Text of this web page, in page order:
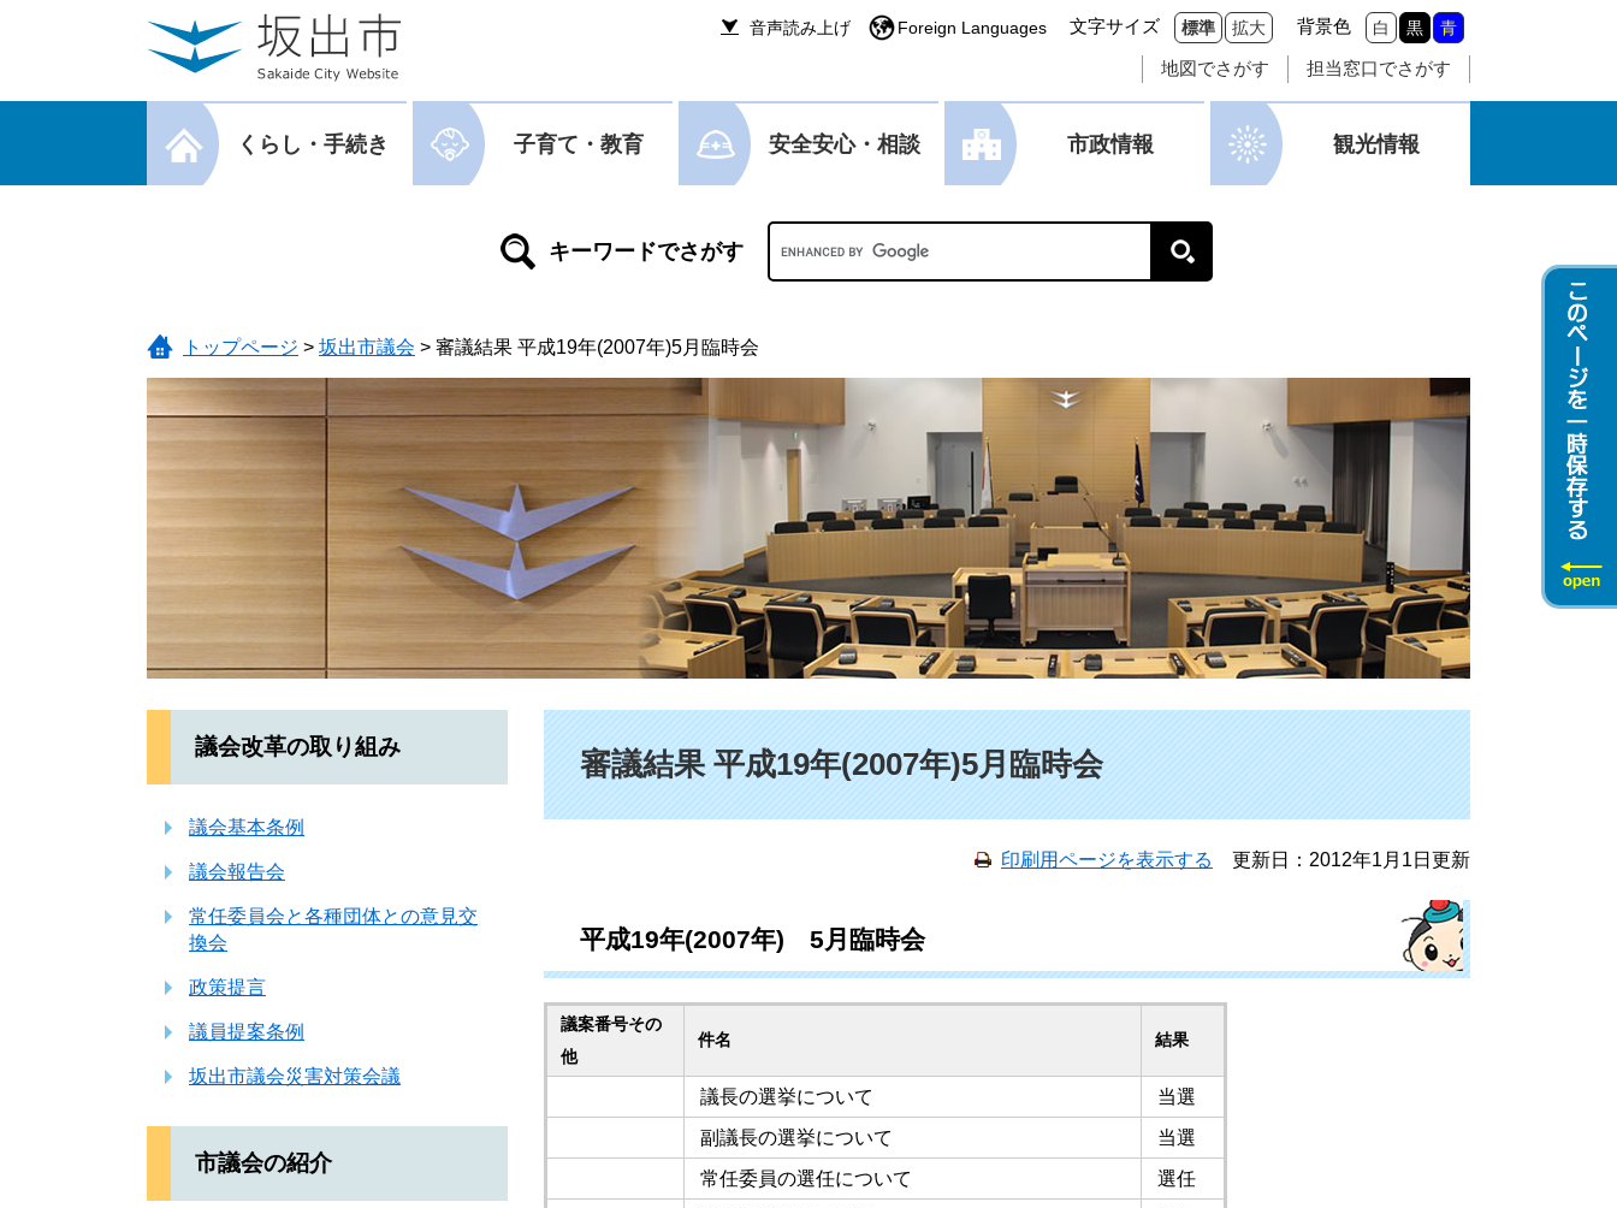
音声読み上げ Foreign Languages 文字サイズ 標準 拡大 背景色 白 黒 青
地図でさがす 担当窓口でさがす
メニューを閉じる
くらし・手続き 子育て・教育 安全安心・相談 市政情報 観光情報
Googleカスタム検索
トップページ > 坂出市議会 > 審議結果 平成19年(2007年)5月臨時会
議会改革の取り組み
議会基本条例
議会報告会
常任委員会と各種団体との意見交
換会
政策提言
議員提案条例
坂出市議会災害対策会議
市議会の紹介
審議結果 平成19年(2007年)5月臨時会
印刷用ページを表示する 更新日：2012年1月1日更新
平成19年(2007年) 5月臨時会
議案番号その
他
件名 結果
議長の選挙について
当選
副議長の選挙について
当選
常任委員の選任について
選任